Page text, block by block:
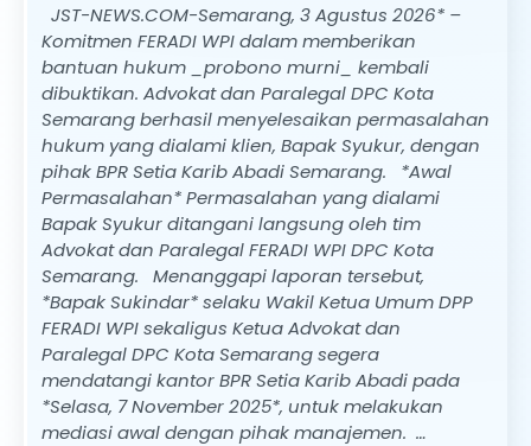
JST-NEWS.COM-Semarang, 3 Agustus 2026* –
Komitmen FERADI WPI dalam memberikan
bantuan hukum _probono murni_ kembali
dibuktikan. Advokat dan Paralegal DPC Kota
Semarang berhasil menyelesaikan permasalahan
hukum yang dialami klien, Bapak Syukur, dengan
pihak BPR Setia Karib Abadi Semarang. *Awal
Permasalahan* Permasalahan yang dialami
Bapak Syukur ditangani langsung oleh tim
Advokat dan Paralegal FERADI WPI DPC Kota
Semarang. Menanggapi laporan tersebut,
*Bapak Sukindar* selaku Wakil Ketua Umum DPP
FERADI WPI sekaligus Ketua Advokat dan
Paralegal DPC Kota Semarang segera
mendatangi kantor BPR Setia Karib Abadi pada
*Selasa, 7 November 2025*, untuk melakukan
mediasi awal dengan pihak manajemen. …